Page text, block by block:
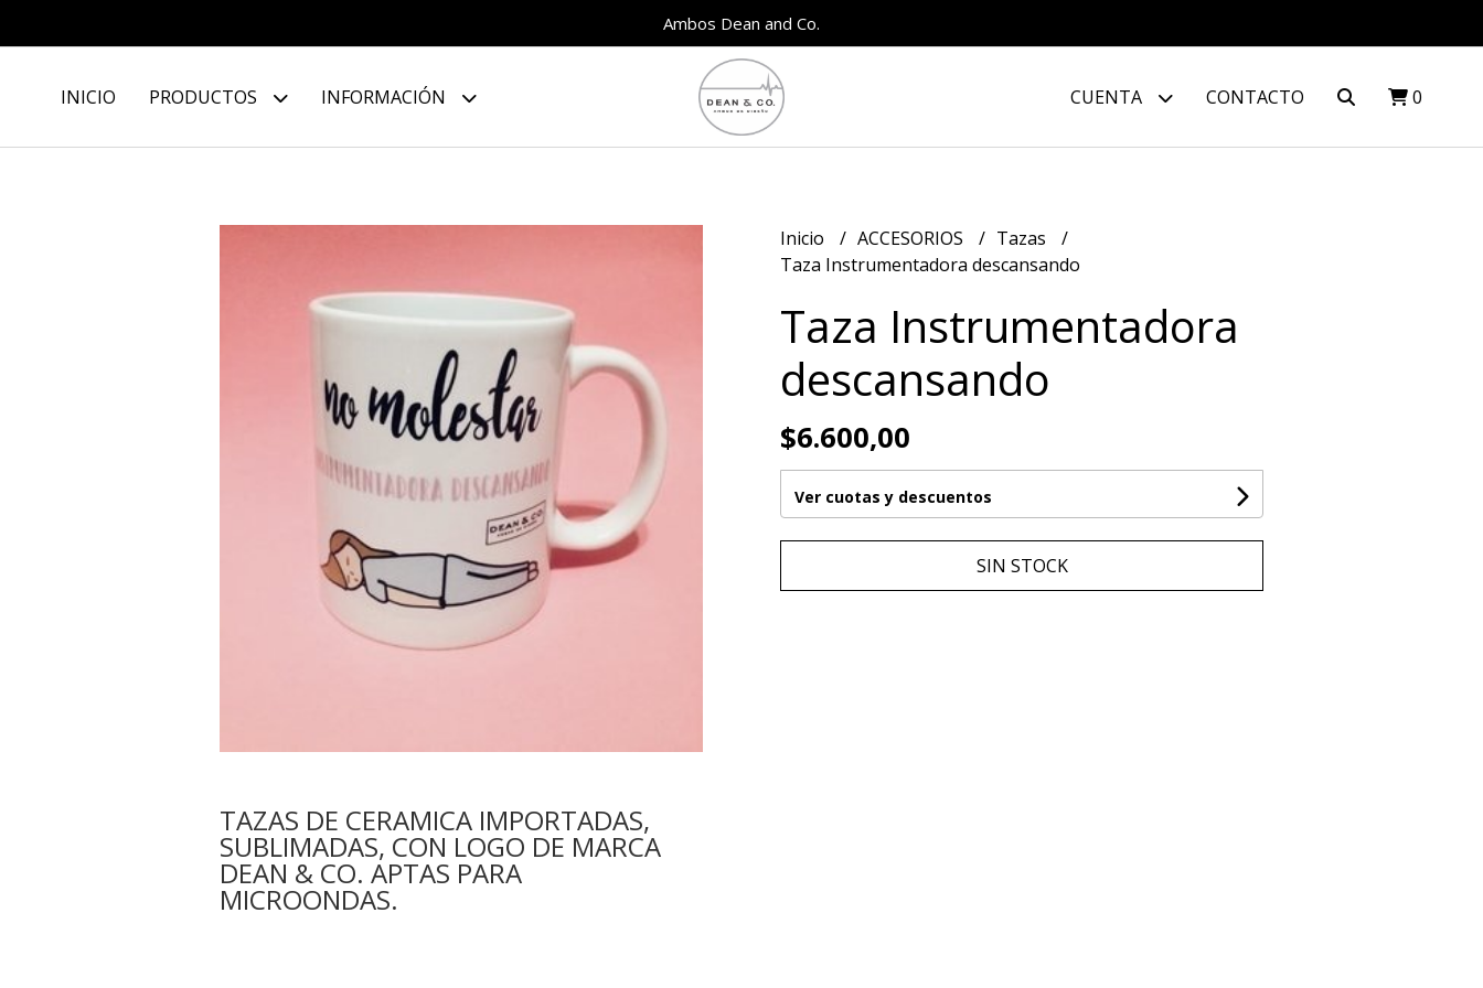
Ambos Dean and Co.
INICIO PRODUCTOS INFORMACIÓN CUENTA CONTACTO 0
TAZAS DE CERAMICA IMPORTADAS,
SUBLIMADAS, CON LOGO DE MARCA
DEAN & CO. APTAS PARA
MICROONDAS.
Inicio ACCESORIOS
Tazas
Taza Instrumentadora descansando
Taza Instrumentadora
descansando
$6.600,00
Ver cuotas y descuentos
SIN STOCK